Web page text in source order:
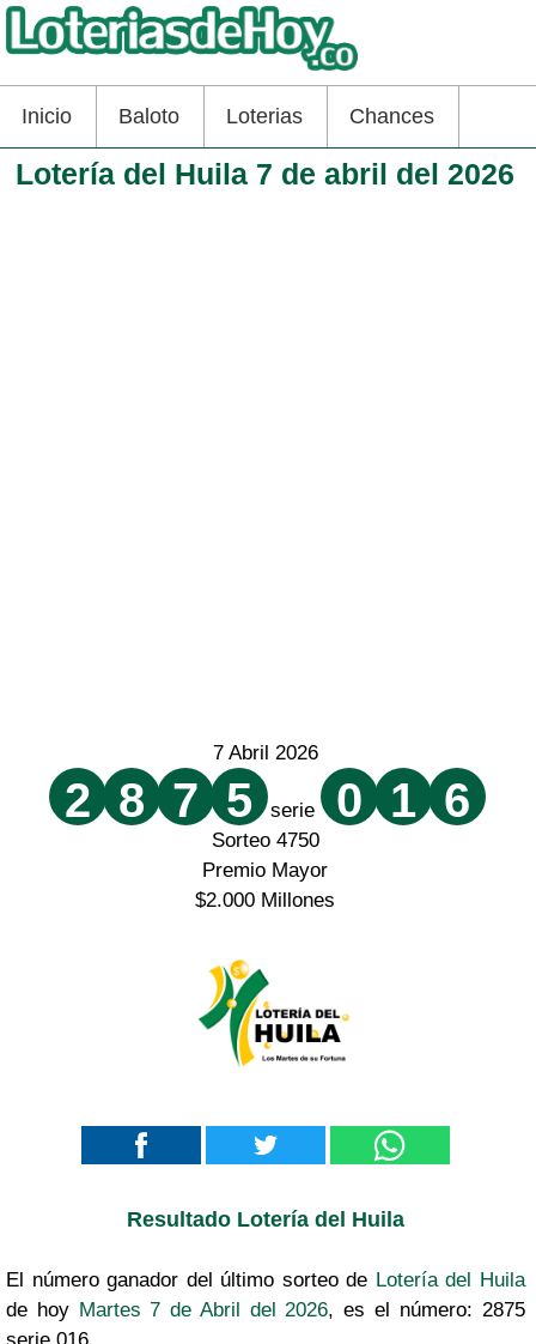
Inicio Baloto Loterias Chances
Lotería del Huila 7 de abril del 2026
7 Abril 2026
2 8 7 5 serie 0 1 6
Sorteo 4750
Premio Mayor
$2.000 Millones
Resultado Lotería del Huila
El número ganador del último sorteo de Lotería del Huila
de hoy Martes 7 de Abril del 2026, es el número: 2875
serie 016.